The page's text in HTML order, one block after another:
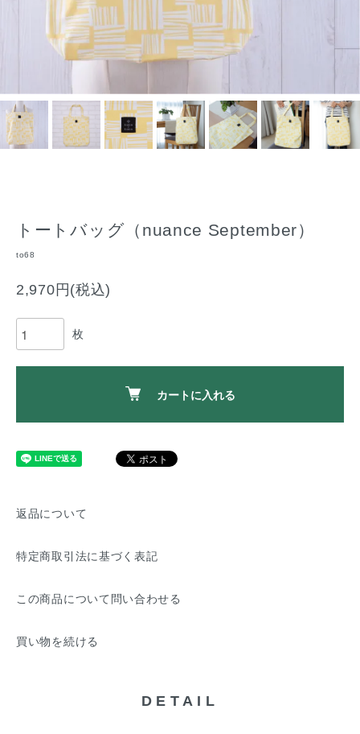
トートバッグ（nuance September）
to68
2,970円(税込)
枚
カートに入れる
返品について
特定商取引法に基づく表記
この商品について問い合わせる
買い物を続ける
DETAIL